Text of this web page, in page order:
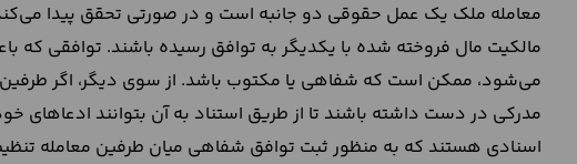
معامله ملک یک عمل حقوقی دو جانبه است و در صورتی تحقق پیدا
مالکیت مال فروخته شده با یکدیگر به توافق رسیده باشند. توافقی که
می‌شود، ممکن است که شفاهی یا مکتوب باشد. از سوی دیگر، اگر طرفین
مدرکی در دست داشته باشند تا از طریق استناد به آن بتوانند ادعاهای خود
اسنادی هستند که به منظور ثبت توافق شفاهی میان طرفین معامله